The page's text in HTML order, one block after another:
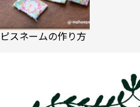
ピスネームの作り方